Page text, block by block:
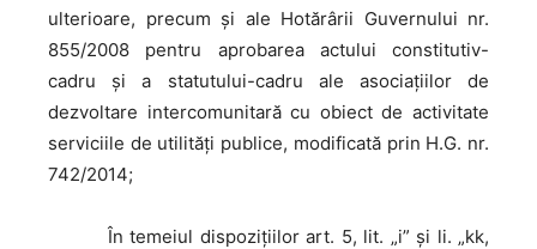
ulterioare, precum şi ale Hotărârii Guvernului nr.
855/2008 pentru aprobarea actului constitutiv-
cadru şi a statutului-cadru ale asociaţiilor de
dezvoltare intercomunitară cu obiect de activitate
serviciile de utilităţi publice, modificată prin H.G. nr.
742/2014;
În temeiul dispoziţiilor art. 5, lit. „i” și li. „kk,